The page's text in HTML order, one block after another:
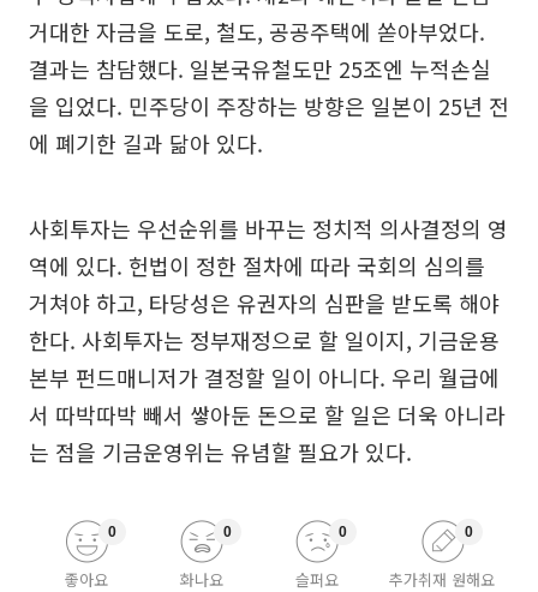
거대한 자금을 도로, 철도, 공공주택에 쏟아부었다.
결과는 참담했다. 일본국유철도만 25조엔 누적손실
을 입었다. 민주당이 주장하는 방향은 일본이 25년 전
에 폐기한 길과 닮아 있다.
사회투자는 우선순위를 바꾸는 정치적 의사결정의 영
역에 있다. 헌법이 정한 절차에 따라 국회의 심의를
거쳐야 하고, 타당성은 유권자의 심판을 받도록 해야
한다. 사회투자는 정부재정으로 할 일이지, 기금운용
본부 펀드매니저가 결정할 일이 아니다. 우리 월급에
서 따박따박 빼서 쌓아둔 돈으로 할 일은 더욱 아니라
는 점을 기금운영위는 유념할 필요가 있다.
좋아요
0
화나요
0
슬퍼요
0
추가취재 원해요
0